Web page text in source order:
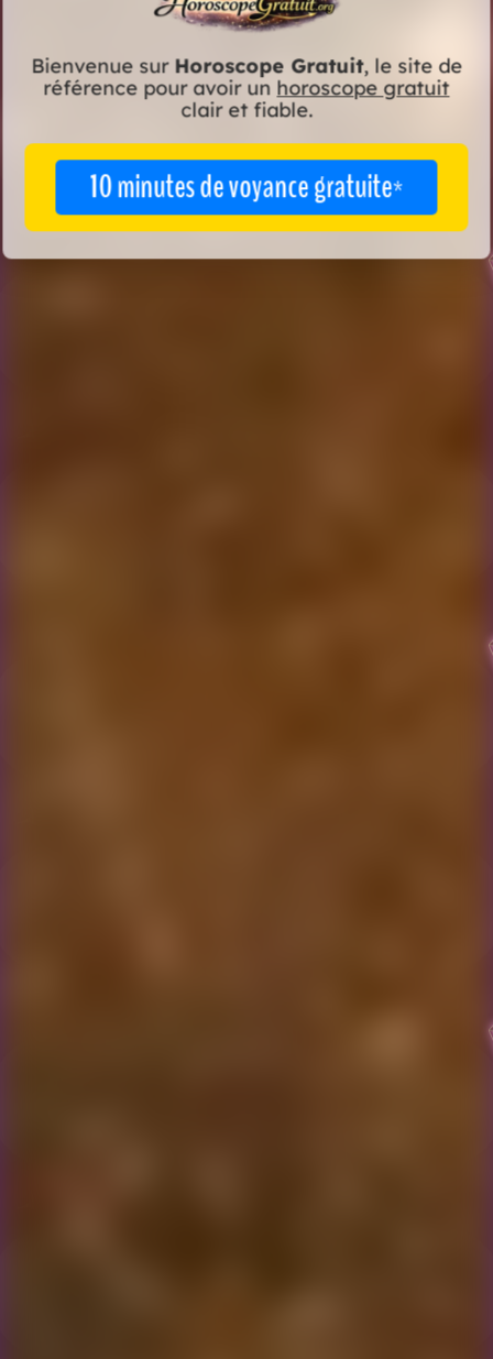
Bienvenue sur Horoscope Gratuit, le site de
référence pour avoir un horoscope gratuit
clair et fiable.
10 minutes de voyance gratuite*